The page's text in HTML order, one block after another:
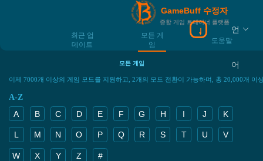
GameBuff 수정자
종합 게임 트레이너 플랫폼
최근 업
데이트
모든 게
임
도움말
언
어
모든 게임
이제 7000개 이상의 게임 모드를 지원하고, 2개의 모드 전환이 가능하며, 총 20,000개 이
A-Z
A
B C D E F G H I J K
L M N O P Q R S T U V
W X Y Z #